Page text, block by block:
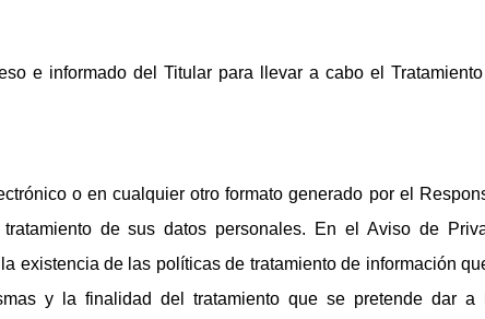
e informado del Titular para llevar a cabo el
o en cualquier otro formato generado por el
de sus datos personales. En el Aviso de
existencia de las políticas de tratamiento de información
y la finalidad del tratamiento que se pretende dar a